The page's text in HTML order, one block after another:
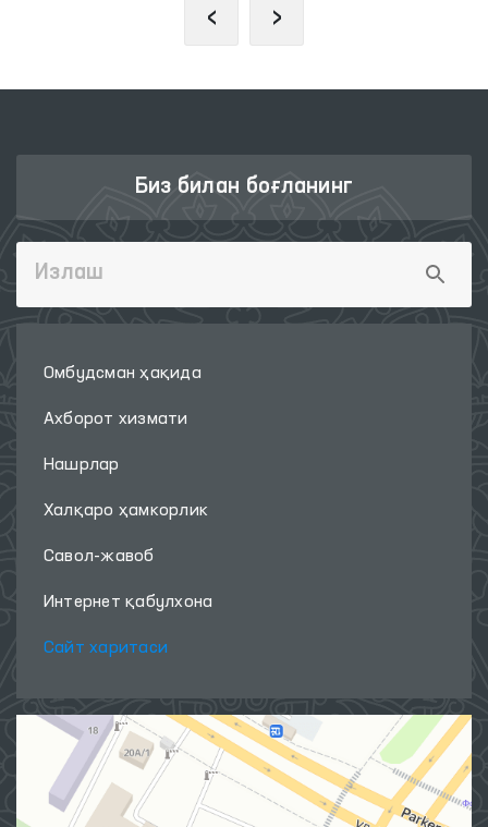
‹ ›
Биз билан боғланинг
Омбудсман ҳақида
Ахборот хизмати
Нашрлар
Халқаро ҳамкорлик
Савол-жавоб
Интернет қабулхона
Сайт харитаси